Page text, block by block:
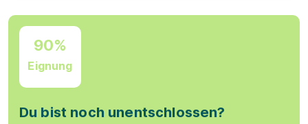
90%
Eignung
Du bist noch unentschlossen?